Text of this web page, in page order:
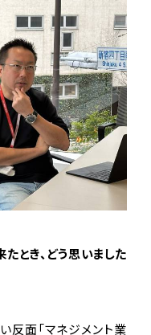
とき、どう思いました
反面「マネジメント業